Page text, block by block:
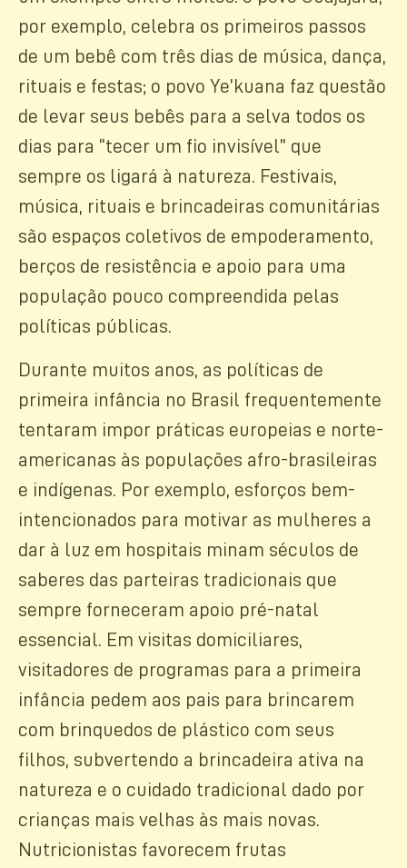
por exemplo, celebra os primeiros passos
de um bebê com três dias de música, dança,
rituais e festas; o povo Ye’kuana faz questão
de levar seus bebês para a selva todos os
dias para “tecer um fio invisível” que
sempre os ligará à natureza. Festivais,
música, rituais e brincadeiras comunitárias
são espaços coletivos de empoderamento,
berços de resistência e apoio para uma
população pouco compreendida pelas
políticas públicas.
Durante muitos anos, as políticas de
primeira infância no Brasil frequentemente
tentaram impor práticas europeias e norte-
americanas às populações afro-brasileiras
e indígenas. Por exemplo, esforços bem-
intencionados para motivar as mulheres a
dar à luz em hospitais minam séculos de
saberes das parteiras tradicionais que
sempre forneceram apoio pré-natal
essencial. Em visitas domiciliares,
visitadores de programas para a primeira
infância pedem aos pais para brincarem
com brinquedos de plástico com seus
filhos, subvertendo a brincadeira ativa na
natureza e o cuidado tradicional dado por
crianças mais velhas às mais novas.
Nutricionistas favorecem frutas